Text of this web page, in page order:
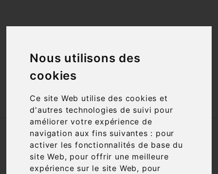
Nous utilisons des
cookies
Ce site Web utilise des cookies et
d'autres technologies de suivi pour
améliorer votre expérience de
navigation aux fins suivantes : pour
activer les fonctionnalités de base du
site Web, pour offrir une meilleure
expérience sur le site Web, pour
Accueil Vins Appellation VDF
 Filtre 1 article